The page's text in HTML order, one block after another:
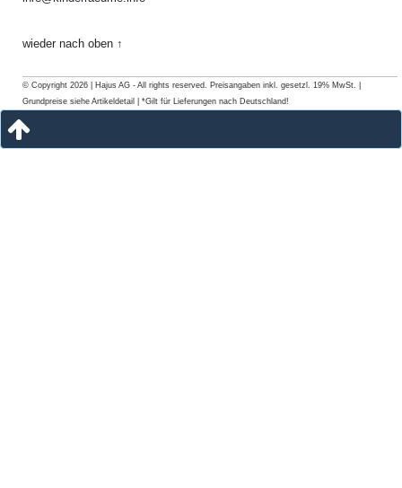
wieder nach oben ↑
© Copyright 2026 | Hajus AG - All rights reserved. Preisangaben inkl. gesetzl. 19% MwSt. |
Grundpreise siehe Artikeldetail | *Gilt für Lieferungen nach Deutschland!